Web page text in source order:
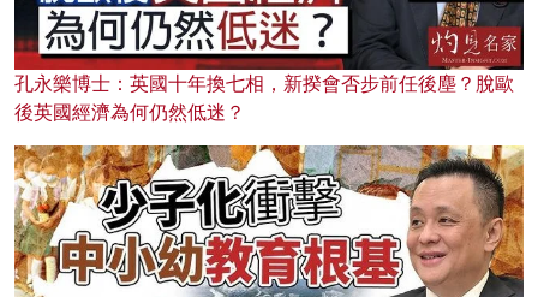
孔永樂博士：英國十年換七相，新揆會否步前任後塵？脫歐
後英國經濟為何仍然低迷？